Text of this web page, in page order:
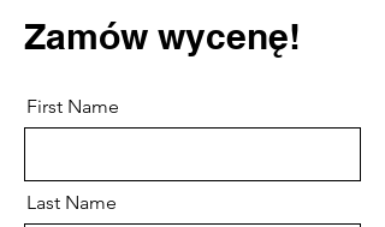
Zamów wycenę!
First Name
Last Name